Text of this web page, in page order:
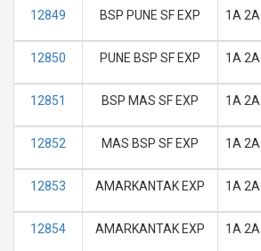
12849 BSP PUNE SF EXP 1A
12850 PUNE BSP SF EXP 1A
12851 BSP MAS SF EXP 1A
12852 MAS BSP SF EXP 1A
12853 AMARKANTAK EXP 1A
12854 AMARKANTAK EXP 1A